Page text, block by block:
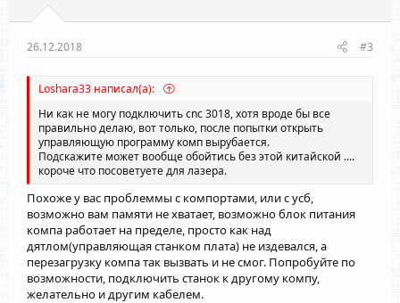
26.12.2018 #3
Loshara33 написал(а):
Ни как не могу подключить cnc 3018, хотя вроде бы все
правильно делаю, вот только, после попытки открыть
управляющую программу комп вырубается.
Подскажите может вообще обойтись без этой китайской ....
короче что посоветуете для лазера.
Похоже у вас проблеммы с компортами, или с усб,
возможно вам памяти не хватает, возможно блок питания
компа работает на пределе, просто как над
дятлом(управляющая станком плата) не издевался, а
перезагрузку компа так вызвать и не смог. Попробуйте по
возможности, подключить станок к другому компу,
желательно и другим кабелем.